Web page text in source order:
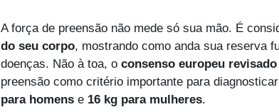
A força de preensão não mede só sua mão. É
do seu corpo, mostrando como anda sua reserva
doenças. Não à toa, o consenso europeu
preensão como critério importante para
para homens e 16 kg para mulheres.